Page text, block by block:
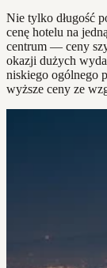
Nie tylko długość
cenę hotelu na
centrum — ceny
okazji dużych
niskiego ogólnego
wyższe ceny ze